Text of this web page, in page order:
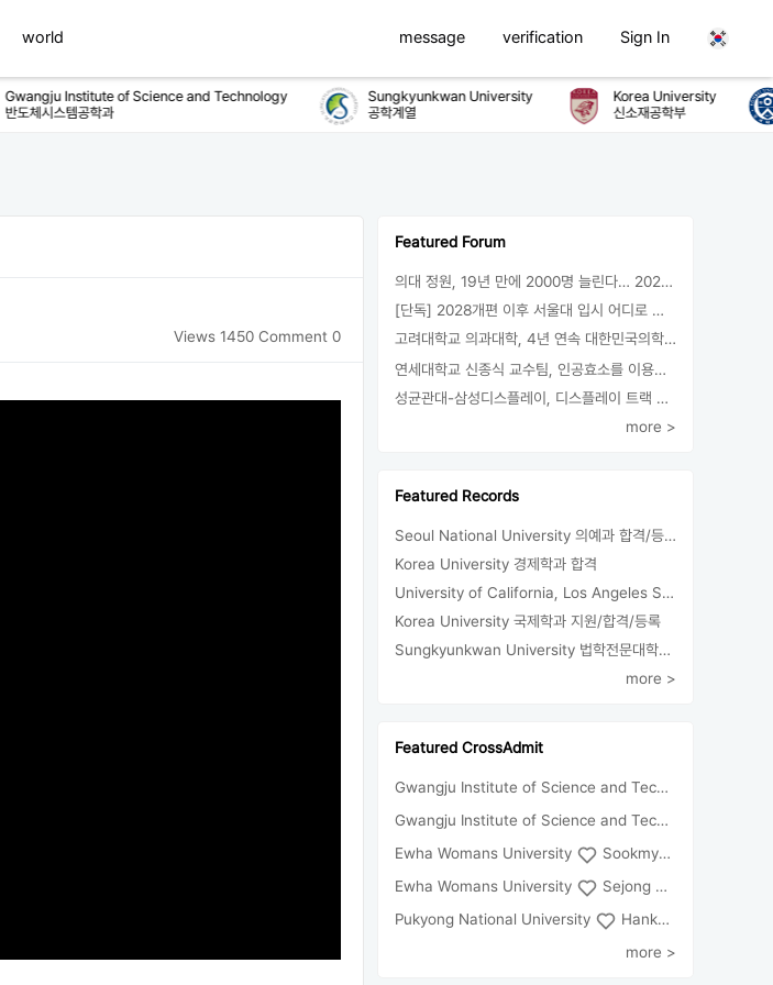
world message verification Sign In
Gwangju Institute of Science and Technology
반도체시스템공학과
Sungkyunkwan University
공학계열
Korea University
신소재공학부
Views 1450 Comment 0
Featured Forum
의대 정원, 19년 만에 2000명 늘린다… 2025년 입시부터 적용
[단독] 2028개편 이후 서울대 입시 어디로 갈까.. ‘정시40% 폐지 추진’
고려대학교 의과대학, 4년 연속 대한민국의학한림원 정회원 최다 배출 外
연세대학교 신종식 교수팀, 인공효소를 이용한 아민의 키랄전환 세계 최초로 성공
성균관대-삼성디스플레이, 디스플레이 트랙 운영 협약 체결
more >
Featured Records
Seoul National University 의예과 합격/등록
Korea University 경제학과 합격
University of California, Los Angeles Sociology 합격
Korea University 국제학과 지원/합격/등록
Sungkyunkwan University 법학전문대학원 지원/합격
more >
Featured CrossAdmit
Gwangju Institute of Science and Technology
Gwangju Institute of Science and Technology
Ewha Womans University
Sookmyung Women's University
Ewha Womans University
Sejong University
Pukyong National University
Hankuk University of Foreign Studies(Global Campus
more >